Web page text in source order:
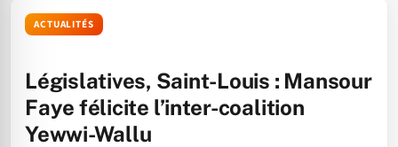
ACTUALITÉS
Législatives, Saint-Louis : Mansour
Faye félicite l’inter-coalition
Yewwi-Wallu